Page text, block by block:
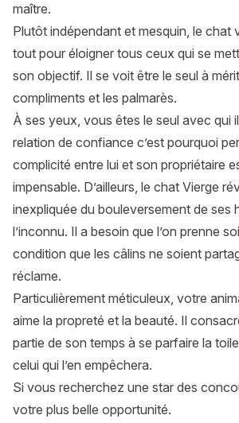
maître.
Plutôt indépendant et mesquin, le chat
tout pour éloigner tous ceux qui se
son objectif. Il se voit être le seul à
compliments et les palmarès.
À ses yeux, vous êtes le seul avec qui
relation de confiance c’est pourquoi
complicité entre lui et son propriétaire
impensable. D’ailleurs, le chat Vierge
inexpliquée du bouleversement de ses
l’inconnu. Il a besoin que l’on prenne
condition que les câlins ne soient
réclame.
Particulièrement méticuleux, votre
aime la propreté et la beauté. Il
partie de son temps à se parfaire la
celui qui l’en empêchera.
Si vous recherchez une star des
votre plus belle opportunité.